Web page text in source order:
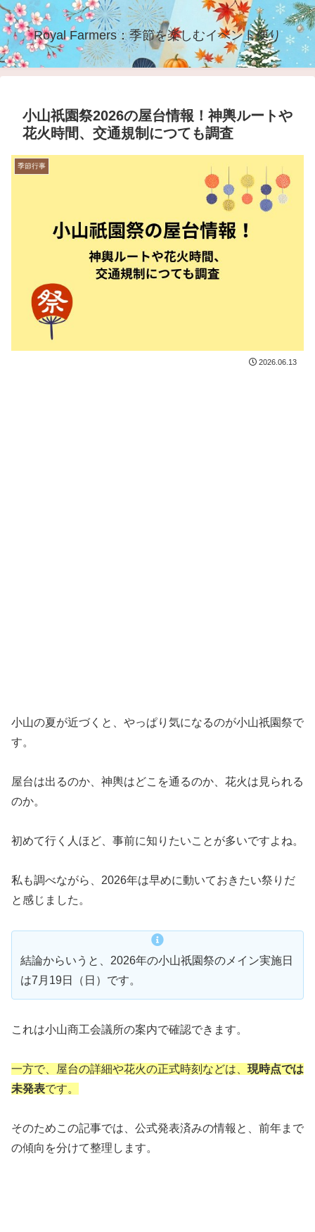
Royal Farmers：季節を楽しむイベント便り
小山祇園祭2026の屋台情報！神輿ルートや
花火時間、交通規制につても調査
季節行事
2026.06.13
小山の夏が近づくと、やっぱり気になるのが小山祇園祭で
す。
屋台は出るのか、神輿はどこを通るのか、花火は見られる
のか。
初めて行く人ほど、事前に知りたいことが多いですよね。
私も調べながら、2026年は早めに動いておきたい祭りだ
と感じました。
結論からいうと、2026年の小山祇園祭のメイン実施日
は7月19日（日）です。
これは小山商工会議所の案内で確認できます。
一方で、屋台の詳細や花火の正式時刻などは、 現時点では
未発表です。
そのためこの記事では、公式発表済みの情報と、前年まで
の傾向を分けて整理します。